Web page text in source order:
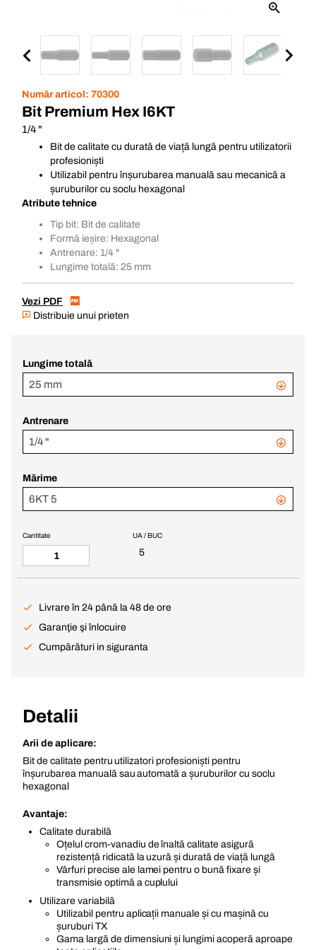
Număr articol: 70300
Bit Premium Hex I6KT
1/4 "
Bit de calitate cu durată de viață lungă pentru utilizatorii
profesioniști
Utilizabil pentru înșurubarea manuală sau mecanică a
șuruburilor cu soclu hexagonal
Atribute tehnice
Tip bit: Bit de calitate
Formă ieșire: Hexagonal
Antrenare: 1/4 "
Lungime totală: 25 mm
Vezi PDF
Distribuie unui prieten
Lungime totală
25 mm
Antrenare
1/4 "
Mărime
6KT 5
UA / BUC
5
Cantitate
Livrare în 24 până la 48 de ore
Garanţie şi înlocuire
Cumpărături in siguranta
Detalii
Arii de aplicare:
Bit de calitate pentru utilizatori profesioniști pentru
înșurubarea manuală sau automată a șuruburilor cu soclu
hexagonal
Avantaje:
Calitate durabilă
Oțelul crom-vanadiu de înaltă calitate asigură
rezistență ridicată la uzură și durată de viață lungă
Vârfuri precise ale lamei pentru o bună fixare și
transmisie optimă a cuplului
Utilizare variabilă
Utilizabil pentru aplicații manuale și cu mașină cu
șuruburi TX
Gama largă de dimensiuni și lungimi acoperă aproape